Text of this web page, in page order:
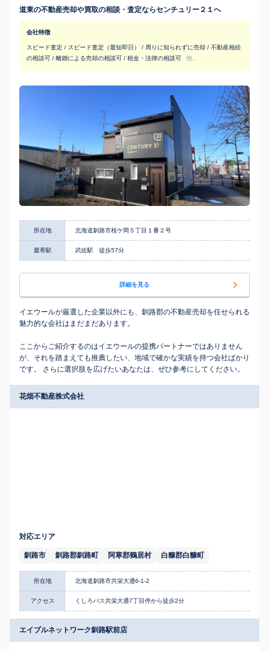
道東の不動産売却や買取の相談・査定ならセンチュリー２１へ
会社特徴
スピード査定 / スピード査定（最短即日） / 周りに知られずに売却 / 不動産相続
の相談可 / 離婚による売却の相談可 / 税金・法律の相談可
他...
所在地 北海道釧路市桜ケ岡５丁目１番２号
最寄駅 武佐駅 徒歩57分
詳細を見る
イエウールが厳選した企業以外にも、釧路郡の不動産売却を任せられる
魅力的な会社はまだまだあります。
ここからご紹介するのはイエウールの提携パートナーではありません
が、それを踏まえても推薦したい、地域で確かな実績を持つ会社ばかり
です。 さらに選択肢を広げたいあなたは、ぜひ参考にしてください。
花畑不動産株式会社
対応エリア
釧路市 釧路郡釧路町 阿寒郡鶴居村 白糠郡白糠町
所在地 北海道釧路市共栄大通6-1-2
アクセス くしろバス共栄大通7丁目停から徒歩2分
エイブルネットワーク釧路駅前店